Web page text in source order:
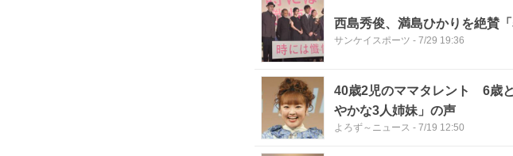
西島秀俊、満島ひかりを絶賛
サンケイスポーツ - 7/29 19:36
40歳2児のママタレント 6歳
やかな3人姉妹」の声
よろず～ニュース - 7/19 12:50